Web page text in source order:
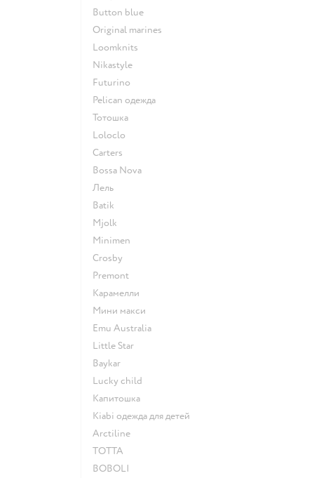
Button blue
Original marines
Loomknits
Nikastyle
Futurino
Pelican одежда
Тотошка
Loloclo
Сarters
Bossa Nova
Лель
Batik
Mjolk
Minimen
Crosby
Premont
Карамелли
Мини макси
Emu Australia
Little Star
Baykar
Lucky child
Капитошка
Kiabi одежда для детей
Arctiline
ТОТТА
BOBOLI